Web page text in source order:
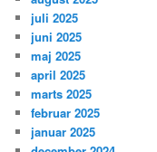
juli 2025
juni 2025
maj 2025
april 2025
marts 2025
februar 2025
januar 2025